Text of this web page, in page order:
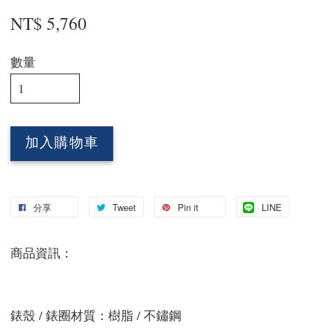
NT$ 5,760
數量
加入購物車
分享 Tweet Pin it LINE
商品資訊：
錶殼 / 錶圈材質：樹脂 / 不鏽鋼